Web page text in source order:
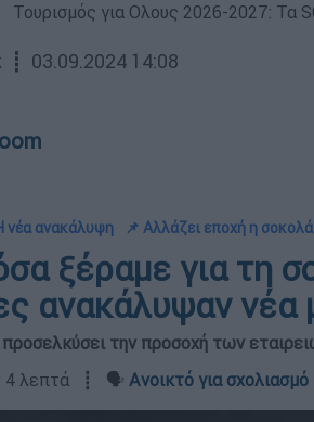
Τουρισμός για Ολους 2026-2027: Τα
┋ 03.09.2024 14:08
νέα ανακάλυψη 📌 Αλλάζει εποχή η
ξέραμε για τη
ανακάλυψαν
προσελκύσει την προσοχή των
4 λεπτά ┋ 🗣️ Ανοικτό για σχολιασμό